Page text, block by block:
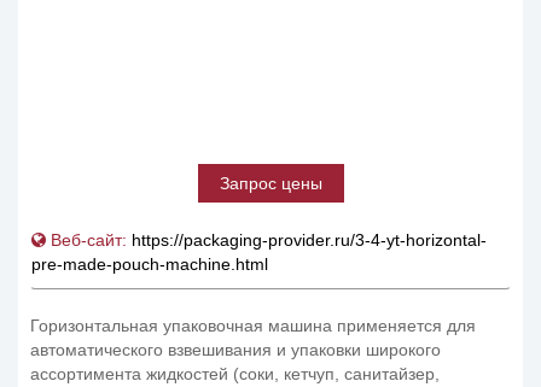
Запрос цены
Веб-сайт: https://packaging-provider.ru/3-4-yt-horizontal-
pre-made-pouch-machine.html
Горизонтальная упаковочная машина применяется для
автоматического взвешивания и упаковки широкого
ассортимента жидкостей (соки, кетчуп, санитайзер,